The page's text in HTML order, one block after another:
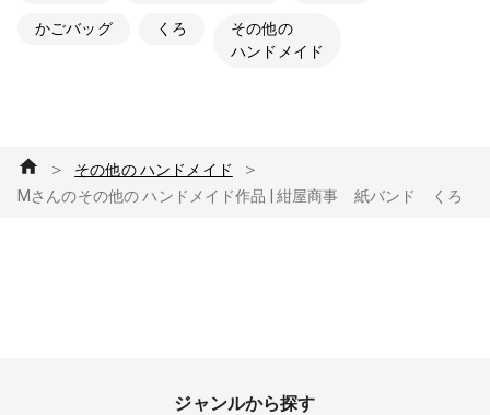
かごバッグ くろ
その他の
ハンドメイド
＞ その他の ハンドメイド ＞
Mさんのその他の ハンドメイド作品 | 紺屋商事 紙バンド くろ
ジャンルから探す